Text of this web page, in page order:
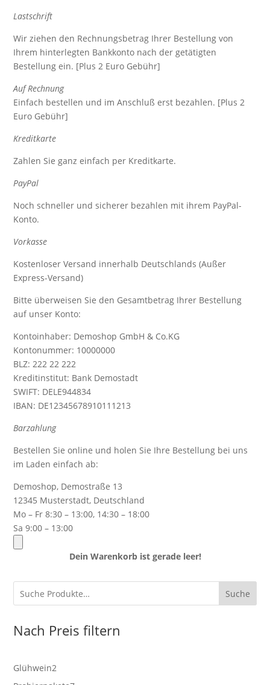
Lastschrift
Wir ziehen den Rechnungsbetrag Ihrer Bestellung von
Ihrem hinterlegten Bankkonto nach der getätigten
Bestellung ein. [Plus 2 Euro Gebühr]
Auf Rechnung
Einfach bestellen und im Anschluß erst bezahlen. [Plus 2
Euro Gebühr]
Kreditkarte
Zahlen Sie ganz einfach per Kreditkarte.
PayPal
Noch schneller und sicherer bezahlen mit ihrem PayPal-
Konto.
Vorkasse
Kostenloser Versand innerhalb Deutschlands (Außer
Express-Versand)
Bitte überweisen Sie den Gesamtbetrag Ihrer Bestellung
auf unser Konto:
Kontoinhaber: Demoshop GmbH & Co.KG
Kontonummer: 10000000
BLZ: 222 22 222
Kreditinstitut: Bank Demostadt
SWIFT: DELE944834
IBAN: DE12345678910111213
Barzahlung
Bestellen Sie online und holen Sie Ihre Bestellung bei uns
im Laden einfach ab:
Demoshop, Demostraße 13
12345 Musterstadt, Deutschland
Mo – Fr 8:30 – 13:00, 14:30 – 18:00
Sa 9:00 – 13:00
Dein Warenkorb ist gerade leer!
Suche
Nach Preis filtern
Glühwein2
Produkte